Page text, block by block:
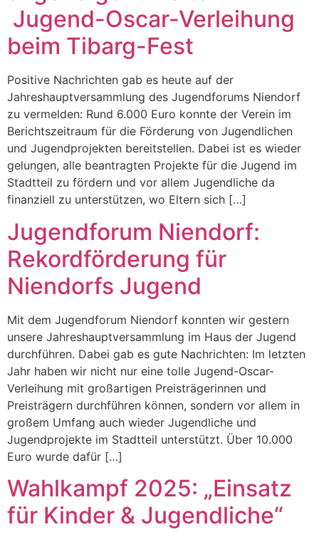
Jugend-Oscar-Verleihung
beim Tibarg-Fest
Positive Nachrichten gab es heute auf der
Jahreshauptversammlung des Jugendforums Niendorf
zu vermelden: Rund 6.000 Euro konnte der Verein im
Berichtszeitraum für die Förderung von Jugendlichen
und Jugendprojekten bereitstellen. Dabei ist es wieder
gelungen, alle beantragten Projekte für die Jugend im
Stadtteil zu fördern und vor allem Jugendliche da
finanziell zu unterstützen, wo Eltern sich […]
Jugendforum Niendorf:
Rekordförderung für
Niendorfs Jugend
Mit dem Jugendforum Niendorf konnten wir gestern
unsere Jahreshauptversammlung im Haus der Jugend
durchführen. Dabei gab es gute Nachrichten: Im letzten
Jahr haben wir nicht nur eine tolle Jugend-Oscar-
Verleihung mit großartigen Preisträgerinnen und
Preisträgern durchführen können, sondern vor allem in
großem Umfang auch wieder Jugendliche und
Jugendprojekte im Stadtteil unterstützt. Über 10.000
Euro wurde dafür […]
Wahlkampf 2025: „Einsatz
für Kinder & Jugendliche“